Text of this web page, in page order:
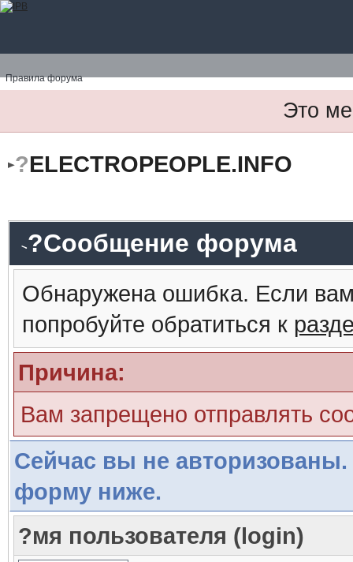
Правила форума
Это
?ELECTROPEOPLE.INFO
?Сообщение форума
Обнаружена ошибка. Если
попробуйте обратиться к
Причина:
Вам запрещено отправлять
Сейчас вы не авторизованы.
форму ниже.
?мя пользователя (login)